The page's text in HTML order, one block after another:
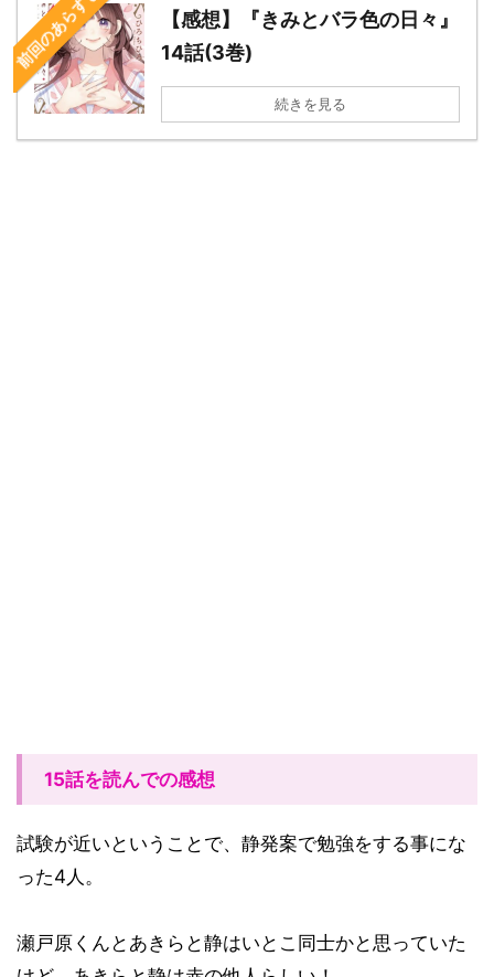
前回のあらすじ
【感想】『きみとバラ色の日々』
14話(3巻)
続きを見る
15話を読んでの感想
試験が近いということで、静発案で勉強をする事にな
った4人。
瀬戸原くんとあきらと静はいとこ同士かと思っていた